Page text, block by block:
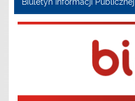
Biuletyn Informacji Publicznej